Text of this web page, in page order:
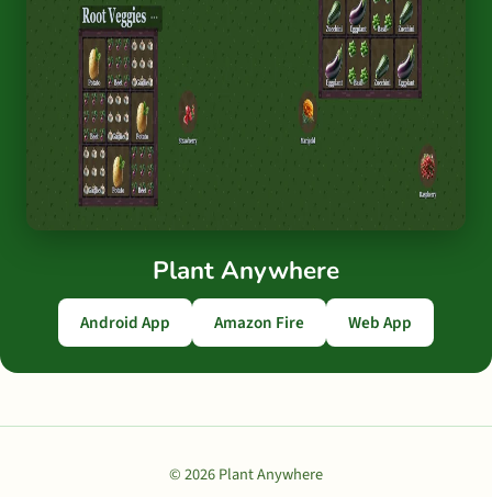
Plant Anywhere
Android App Amazon Fire Web App
© 2026 Plant Anywhere